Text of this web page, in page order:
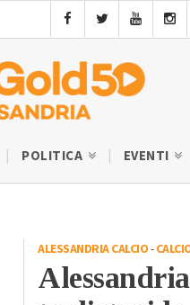
POLITICA EVENTI
ALESSANDRIA CALCIO-